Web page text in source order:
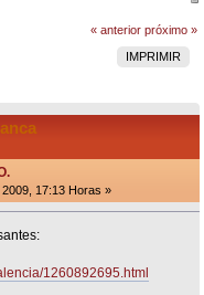
« anterior próximo »
IMPRIMIR
17:13 Horas »
1260892695.html